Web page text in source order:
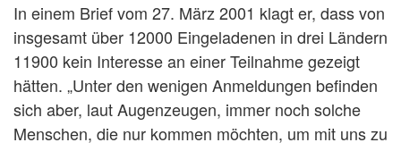
In einem Brief vom 27. März 2001 klagt er, dass von
insgesamt über 12000 Eingeladenen in drei Ländern
11900 kein Interesse an einer Teilnahme gezeigt
hätten. „Unter den wenigen Anmeldungen befinden
sich aber, laut Augenzeugen, immer noch solche
Menschen, die nur kommen möchten, um mit uns zu